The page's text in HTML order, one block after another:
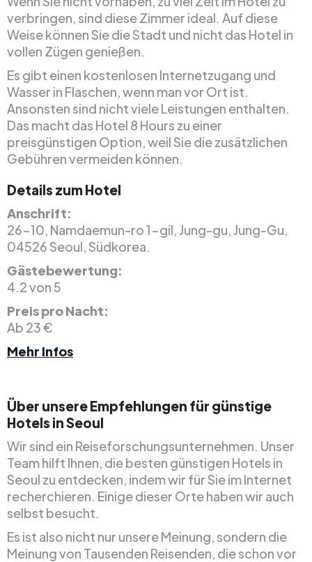
verbringen, sind diese Zimmer ideal. Auf diese
Weise können Sie die Stadt und nicht das Hotel in
vollen Zügen genießen.
Es gibt einen kostenlosen Internetzugang und
Wasser in Flaschen, wenn man vor Ort ist.
Ansonsten sind nicht viele Leistungen enthalten.
Das macht das Hotel 8 Hours zu einer
preisgünstigen Option, weil Sie die zusätzlichen
Gebühren vermeiden können.
Details zum Hotel
Anschrift:
26-10, Namdaemun-ro 1-gil, Jung-gu, Jung-Gu,
04526 Seoul, Südkorea.
Gästebewertung:
4.2 von 5
Preis pro Nacht:
Ab 23 €
Mehr Infos
Über unsere Empfehlungen für günstige
Hotels in Seoul
Wir sind ein Reiseforschungsunternehmen. Unser
Team hilft Ihnen, die besten günstigen Hotels in
Seoul zu entdecken, indem wir für Sie im Internet
recherchieren. Einige dieser Orte haben wir auch
selbst besucht.
Es ist also nicht nur unsere Meinung, sondern die
Meinung von Tausenden Reisenden, die schon vor